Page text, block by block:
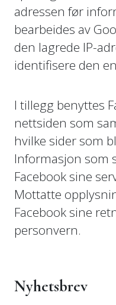
adressen før
bearbeides av
den lagrede IP-
identifisere den
I tillegg benyttes
nettsiden som
hvilke sider som
Informasjon som
Facebook sine
Mottatte
Facebook sine
personvern.
Nyhetsbrev